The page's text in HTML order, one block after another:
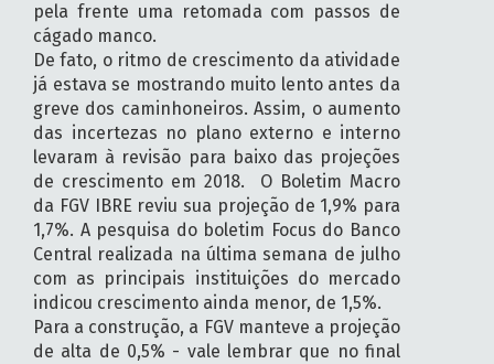
pela frente uma retomada com passos de
cágado manco.
De fato, o ritmo de crescimento da atividade
já estava se mostrando muito lento antes da
greve dos caminhoneiros. Assim, o aumento
das incertezas no plano externo e interno
levaram à revisão para baixo das projeções
de crescimento em 2018. O Boletim Macro
da FGV IBRE reviu sua projeção de 1,9% para
1,7%. A pesquisa do boletim Focus do Banco
Central realizada na última semana de julho
com as principais instituições do mercado
indicou crescimento ainda menor, de 1,5%.
Para a construção, a FGV manteve a projeção
de alta de 0,5% - vale lembrar que no final